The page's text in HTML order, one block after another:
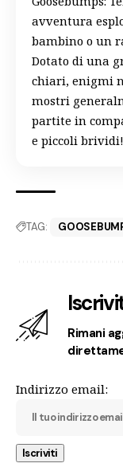
avventura
bambino o un
Dotato di una
chiari, enigmi
mostri
partite in
e piccoli brividi!
TAG:
Rimani
Indirizzo email: